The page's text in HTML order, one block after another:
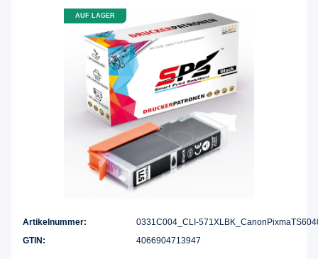
AUF LAGER
Artikelnummer:
0331C004_CLI-
GTIN:
4066904713947